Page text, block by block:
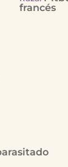
francés